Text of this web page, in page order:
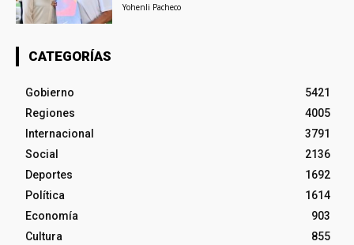
Yohenli Pacheco
CATEGORÍAS
Gobierno
5421
Regiones
4005
Internacional
3791
Social
2136
Deportes
1692
Política
1614
Economía
903
Cultura
855